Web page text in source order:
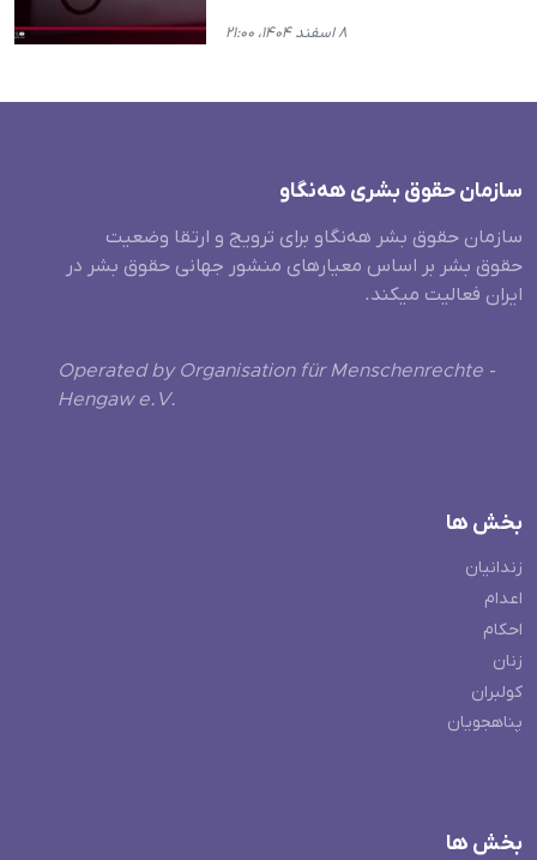
۸ اسفند ۱۴۰۴، ۲۱:۰۰
سازمان حقوق بشری هەنگاو
سازمان حقوق بشر هه‌نگاو برای ترویج و ارتقا وضعیت
حقوق بشر بر اساس معیارهای منشور جهانی حقوق بشر در
ایران فعالیت میکند.
Operated by Organisation für Menschenrechte -
Hengaw e.V.
بخش ها
زندانیان
اعدام
احکام
زنان
کولبران
پناهجویان
بخش ها